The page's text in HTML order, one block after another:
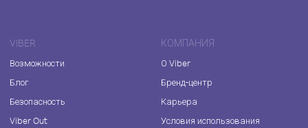
VIBER
Возможности
Блог
Безопасность
Viber Out
КОМПАНИЯ
О Viber
Бренд-центр
Карьера
Условия использования